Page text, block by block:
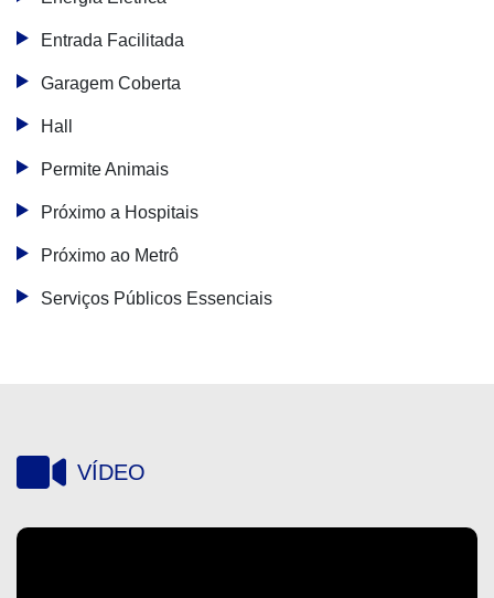
Entrada Facilitada
Garagem Coberta
Hall
Permite Animais
Próximo a Hospitais
Próximo ao Metrô
Serviços Públicos Essenciais
VÍDEO